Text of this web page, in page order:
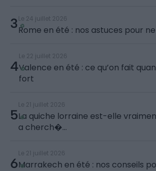
3Le 24 juillet 2026
Rome en été : nos astuces pour
4
Le 22 juillet 2026
Valence en été : ce qu’on fait
fort
5
Le 21 juillet 2026
La quiche lorraine est-elle
a cherch�...
6
Le 21 juillet 2026
Marrakech en été : nos conseils